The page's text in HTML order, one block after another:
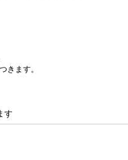
きます。
す